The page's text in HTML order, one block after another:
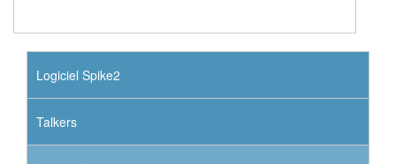
Logiciel Spike2
Talkers